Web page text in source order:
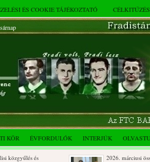
ÉS COOKIE TÁJÉKOZTATÓ
KÖR ÉVFORDULÓK INTERJÚK
2026. márciusi összejövetel